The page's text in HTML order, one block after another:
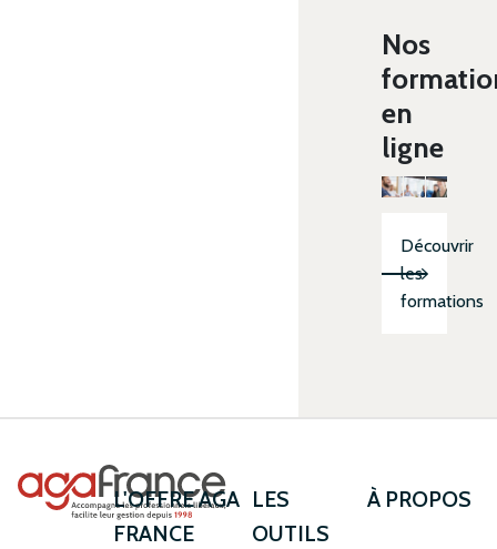
Nos
en
ligne
Découvrir
les
formations
L'OFFRE AGA
FRANCE
LES
OUTILS
À PROPOS